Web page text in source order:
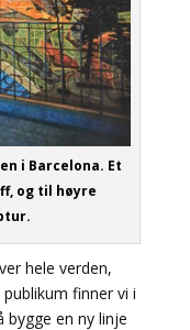
i Barcelona. Et
og til høyre
hele verden,
finner vi i
bygge en ny linje